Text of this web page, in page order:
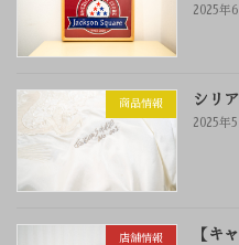
2025年
商品情報 シリ
2025年5
店舗情報
【キ